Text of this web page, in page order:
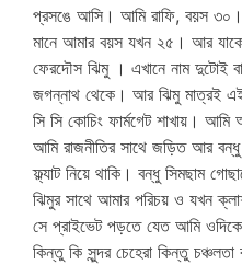
প্রসঙে আসি। আমি রাফি, বয়স
মানে আমার বয়স যখন ২৫। আর যাকে
ফেরদৌস ঝিমু । এখানে নাম দুটোই
জগন্নাথ থেকে। আর ঝিমু মাত্রই
সি সি কোচিং ফার্মগেট শাখায়।
আমি রাজনীতির সাথে জড়িত আর
ফ্ল্যাট নিয়ে থাকি। বন্ধু সিমছাম
ঝিমুর সাথে আমার পরিচয় ও যখন
সে প্রাইভেট পড়তে যেত আমি
কিন্তু কি সুন্দর চেহেরা কিন্তু